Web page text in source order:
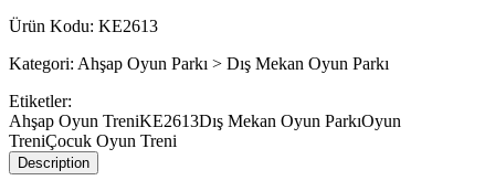
Ürün Kodu: KE2613
Kategori: Ahşap Oyun Parkı > Dış Mekan Oyun Parkı
Etiketler:
Ahşap Oyun TreniKE2613Dış Mekan Oyun ParkıOyun
TreniÇocuk Oyun Treni
Description